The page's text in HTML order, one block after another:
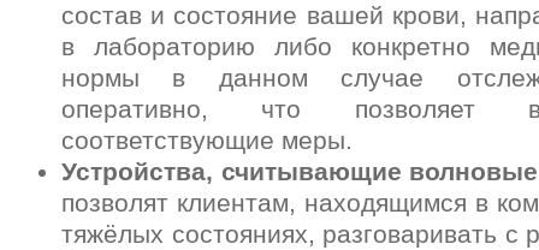
состав и состояние вашей крови,
в лабораторию либо конкретно
нормы в данном случае
оперативно, что позволяет
соответствующие меры.
Устройства, считывающие
позволят клиентам, находящимся в
тяжёлых состояниях, разговаривать с